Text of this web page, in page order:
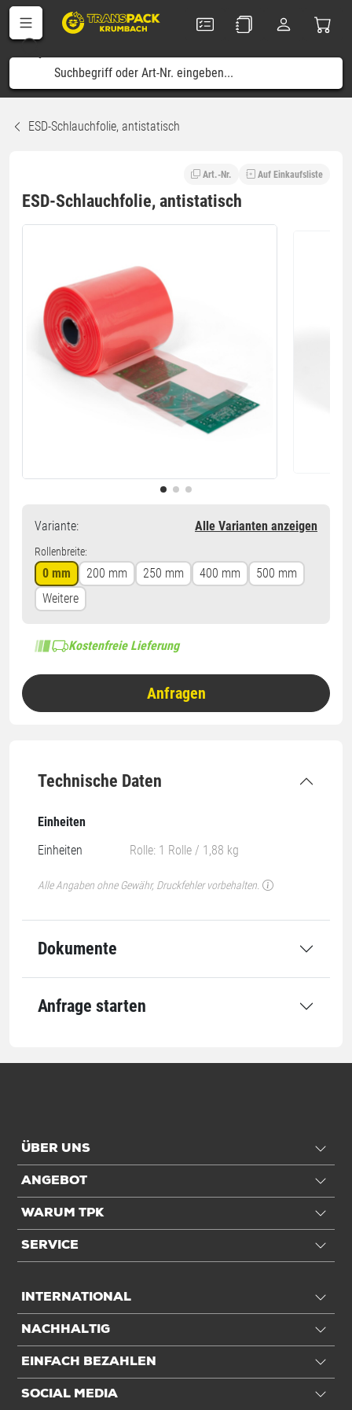
ESD-Schlauchfolie, antistatisch
Technische Daten
Einheiten
Einheiten
Rolle: 1 Rolle / 1,88 kg
Alle Angaben ohne Gewähr, Druckfehler vorbehalten.
Dokumente
Anfrage starten
Art.-Nr. Auf Einkaufsliste
ESD-Schlauchfolie, antistatisch
Variante: Alle Varianten anzeigen
Rollenbreite:
0 mm 200 mm 250 mm 400 mm
500 mm
Weitere
Kostenfreie Lieferung
Anfragen
ÜBER UNS
ANGEBOT
WARUM TPK
SERVICE
INTERNATIONAL
NACHHALTIG
EINFACH BEZAHLEN
SOCIAL MEDIA